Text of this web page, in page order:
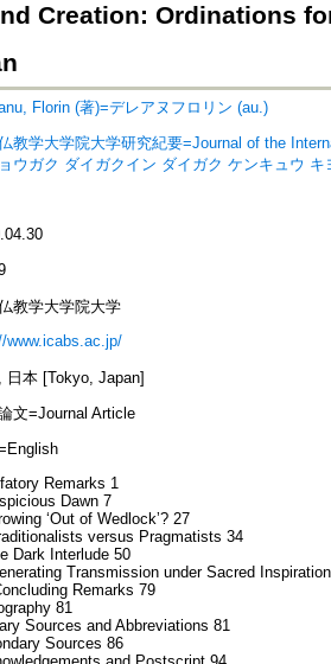
Creation: Ordinations
Florin (著)=デレアヌフロリン (au.)
教学大学院大学研究紀要=Journal of the
ウガク ダイガクイン ダイガク ケンキュウ キ
教学大学院大学
www.icabs.ac.jp/
日本 [Tokyo, Japan]
文=Journal Article
Remarks 1
Dawn 7
ʻOut of Wedlockʼ? 27
versus Pragmatists 34
Dark Interlude 50
Transmission under Sacred
Remarks 79
81
Sources and Abbreviations 81
Sources 86